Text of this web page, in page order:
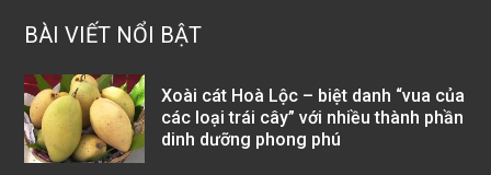
BÀI VIẾT NỔI BẬT
Xoài cát Hoà Lộc – biệt danh “vua của
các loại trái cây” với nhiều thành phần
dinh dưỡng phong phú